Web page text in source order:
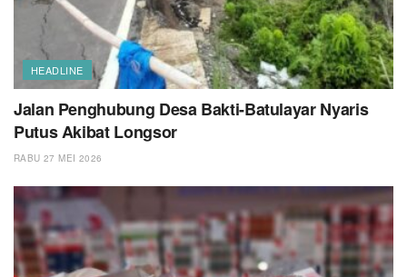
HEADLINE
Jalan Penghubung Desa Bakti-Batulayar Nyaris
Putus Akibat Longsor
RABU 27 MEI 2026